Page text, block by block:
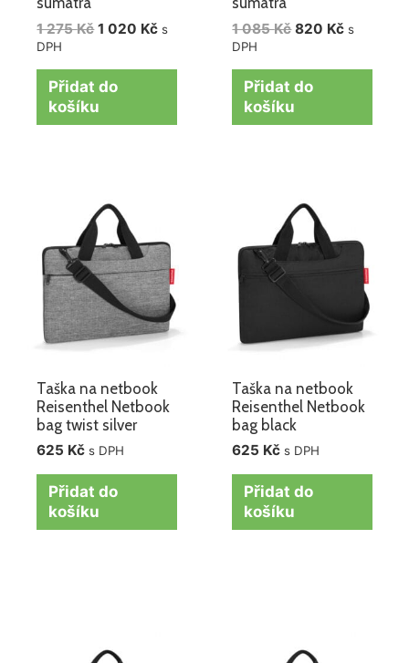
1 275Kč 1 020 Kč s
DPH
Přidat do
košíku
1 085Kč 820 Kč s
DPH
Přidat do
košíku
Taška na netbook
Reisenthel Netbook
bag twist silver
625 Kč s DPH
Přidat do
košíku
Taška na netbook
Reisenthel Netbook
bag black
625 Kč s DPH
Přidat do
košíku